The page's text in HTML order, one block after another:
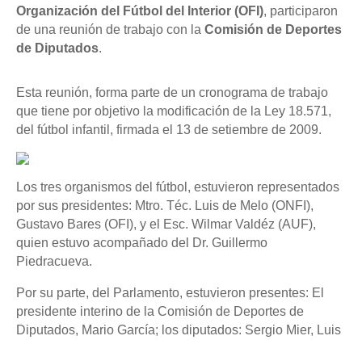
Organización del Fútbol del Interior (OFI), participaron
de una reunión de trabajo con la Comisión de Deportes
de Diputados.
Esta reunión, forma parte de un cronograma de trabajo
que tiene por objetivo la modificación de la Ley 18.571,
del fútbol infantil, firmada el 13 de setiembre de 2009.
Los tres organismos del fútbol, estuvieron representados
por sus presidentes: Mtro. Téc. Luis de Melo (ONFI),
Gustavo Bares (OFI), y el Esc. Wilmar Valdéz (AUF),
quien estuvo acompañado del Dr. Guillermo
Piedracueva.
Por su parte, del Parlamento, estuvieron presentes: El
presidente interino de la Comisión de Deportes de
Diputados, Mario García; los diputados: Sergio Mier, Luis